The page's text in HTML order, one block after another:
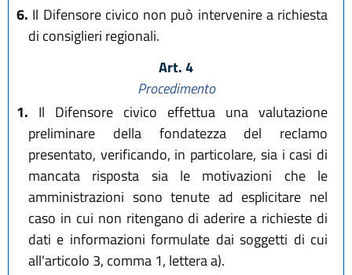
6. Il Difensore civico non può intervenire a richiesta
di consiglieri regionali.
Art. 4
Procedimento
1. Il Difensore civico effettua una valutazione
preliminare della fondatezza del reclamo
presentato, verificando, in particolare, sia i casi di
mancata risposta sia le motivazioni che le
amministrazioni sono tenute ad esplicitare nel
caso in cui non ritengano di aderire a richieste di
dati e informazioni formulate dai soggetti di cui
all'articolo 3, comma 1, lettera a).